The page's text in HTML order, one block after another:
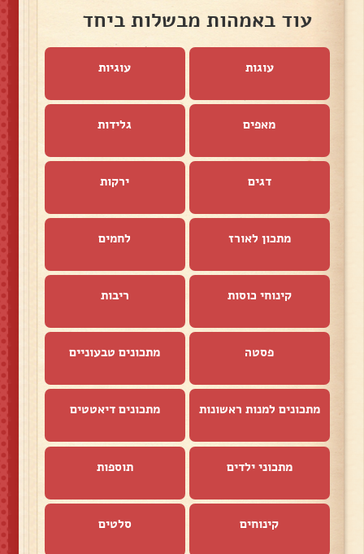
עוד באמהות מבשלות ביחד
עוגות עוגיות
מאפים גלידות
דגים ירקות
מתכון לאורז לחמים
קינוחי כוסות ריבות
פסטה מתכונים טבעוניים
מתכונים למנות ראשונות מתכונים דיאטטים
מתכוני ילדים תוספות
קינוחים סלטים